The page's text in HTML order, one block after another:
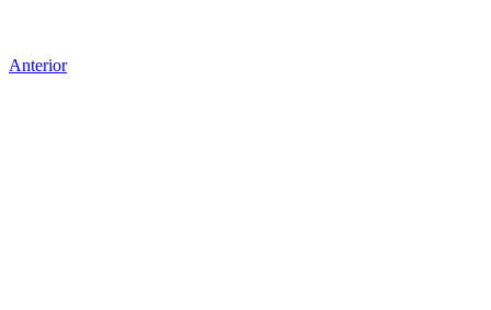
Anterior